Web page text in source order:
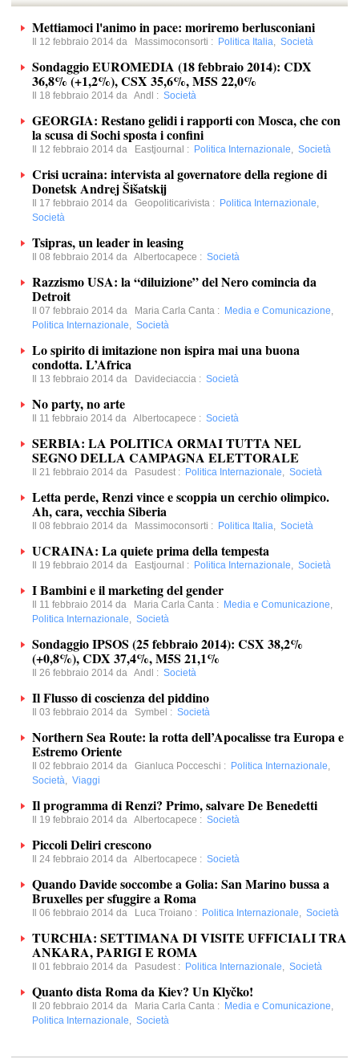
Mettiamoci l'animo in pace: moriremo berlusconiani
Il 12 febbraio 2014 da Massimoconsorti : Politica Italia, Società
Sondaggio EUROMEDIA (18 febbraio 2014): CDX
36,8% (+1,2%), CSX 35,6%, M5S 22,0%
Il 18 febbraio 2014 da Andl : Società
GEORGIA: Restano gelidi i rapporti con Mosca, che con
la scusa di Sochi sposta i confini
Il 12 febbraio 2014 da Eastjournal : Politica Internazionale, Società
Crisi ucraina: intervista al governatore della regione di
Donetsk Andrej Šišatskij
Il 17 febbraio 2014 da Geopoliticarivista : Politica Internazionale,
Società
Tsipras, un leader in leasing
Il 08 febbraio 2014 da Albertocapece : Società
Razzismo USA: la “diluizione” del Nero comincia da
Detroit
Il 07 febbraio 2014 da Maria Carla Canta : Media e Comunicazione,
Politica Internazionale, Società
Lo spirito di imitazione non ispira mai una buona
condotta. L’Africa
Il 13 febbraio 2014 da Davideciaccia : Società
No party, no arte
Il 11 febbraio 2014 da Albertocapece : Società
SERBIA: LA POLITICA ORMAI TUTTA NEL
SEGNO DELLA CAMPAGNA ELETTORALE
Il 21 febbraio 2014 da Pasudest : Politica Internazionale, Società
Letta perde, Renzi vince e scoppia un cerchio olimpico.
Ah, cara, vecchia Siberia
Il 08 febbraio 2014 da Massimoconsorti : Politica Italia, Società
UCRAINA: La quiete prima della tempesta
Il 19 febbraio 2014 da Eastjournal : Politica Internazionale, Società
I Bambini e il marketing del gender
Il 11 febbraio 2014 da Maria Carla Canta : Media e Comunicazione,
Politica Internazionale, Società
Sondaggio IPSOS (25 febbraio 2014): CSX 38,2%
(+0,8%), CDX 37,4%, M5S 21,1%
Il 26 febbraio 2014 da Andl : Società
Il Flusso di coscienza del piddino
Il 03 febbraio 2014 da Symbel : Società
Northern Sea Route: la rotta dell’Apocalisse tra Europa e
Estremo Oriente
Il 02 febbraio 2014 da Gianluca Pocceschi : Politica Internazionale,
Società, Viaggi
Il programma di Renzi? Primo, salvare De Benedetti
Il 19 febbraio 2014 da Albertocapece : Società
Piccoli Deliri crescono
Il 24 febbraio 2014 da Albertocapece : Società
Quando Davide soccombe a Golia: San Marino bussa a
Bruxelles per sfuggire a Roma
Il 06 febbraio 2014 da Luca Troiano : Politica Internazionale, Società
TURCHIA: SETTIMANA DI VISITE UFFICIALI TRA
ANKARA, PARIGI E ROMA
Il 01 febbraio 2014 da Pasudest : Politica Internazionale, Società
Quanto dista Roma da Kiev? Un Klyčko!
Il 20 febbraio 2014 da Maria Carla Canta : Media e Comunicazione,
Politica Internazionale, Società